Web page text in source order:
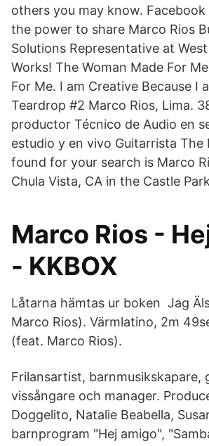
others you may know. Facebook
the power to share Marco Rios
Solutions Representative at
Works! The Woman Made For
For Me. I am Creative Because I
Teardrop #2 Marco Rios, Lima.
productor Técnico de Audio en
estudio y en vivo Guitarrista The
found for your search is Marco
Chula Vista, CA in the Castle
Marco Rios -
- KKBOX
Låtarna hämtas ur boken Jag
Marco Rios). Värmlatino, 2m
(feat. Marco Rios).
Frilansartist, barnmusikskapare,
vissångare och manager.
Doggelito, Natalie Beabella,
barnprogram "Hej amigo",